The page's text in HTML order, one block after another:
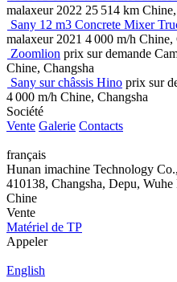
malaxeur 2022 25 514 km
Sany 12 m3 Concrete Mixer
malaxeur 2021 4 000 m/h Chine,
Zoomlion prix sur demande
Chine, Changsha
Sany sur châssis Hino prix sur
4 000 m/h Chine, Changsha
Société
Vente Galerie Contacts
français
Hunan imachine Technology
410138, Changsha, Depu,
Chine
Vente
Matériel de TP
Appeler
English